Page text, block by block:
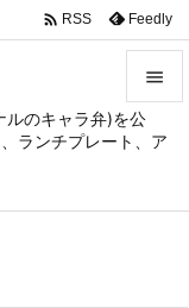
ルのキャラ弁)を公
ランチプレート、ア


メニュ
サイド
 RSS Feedly